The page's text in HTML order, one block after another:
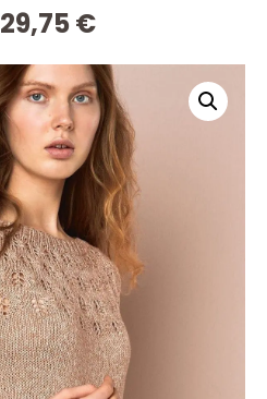
29,75€